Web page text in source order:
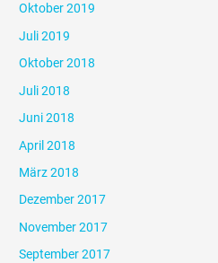
Oktober 2019
Juli 2019
Oktober 2018
Juli 2018
Juni 2018
April 2018
März 2018
Dezember 2017
November 2017
September 2017